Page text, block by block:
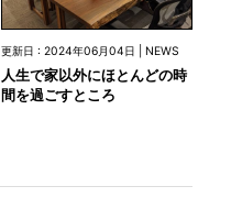
更新日 : 2024年06月04日 | NEWS
人生で家以外にほとんどの時
間を過ごすところ